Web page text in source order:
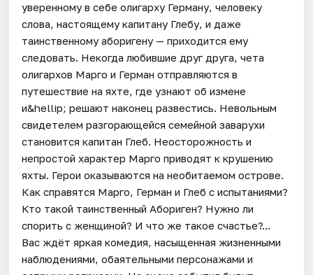
уверенному в себе олигарху Герману, человеку
слова, настоящему капитану Глебу, и даже
таинственному аборигену — приходится ему
следовать. Некогда любившие друг друга, чета
олигархов Марго и Герман отправляются в
путешествие на яхте, где узнают об измене
и&hellip; решают наконец развестись. Невольным
свидетелем разгорающейся семейной заварухи
становится капитан Глеб. Неосторожность и
непростой характер Марго приводят к крушению
яхты. Герои оказываются на необитаемом острове.
Как справятся Марго, Герман и Глеб с испытаниями?
Кто такой таинственный Абориген? Нужно ли
спорить с женщиной? И что же такое счастье?...
Вас ждёт яркая комедия, насыщенная жизненными
наблюдениями, обаятельными персонажами и